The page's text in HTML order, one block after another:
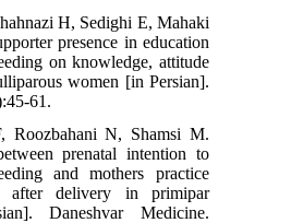
21. Sharifirad G, Shahnazi H, Sedighi
B. The effect of supporter presence in
sessions of breastfeeding on
and behavior of nulliparous women [in
J Health. 2018;9(1):45-61.
22. Mahboobi GF, Roozbahani N,
The relationship between prenatal
exclusive breast-feeding and mothers
within 6 months after delivery in
women [in Persian]. Daneshvar